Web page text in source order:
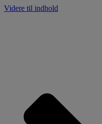
Videre til indhold